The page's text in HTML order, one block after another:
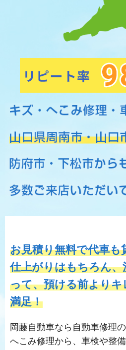
お見積り無料で代車
仕上がりはもちろん
って、預ける前より
満足！
岡藤自動車なら自動車修理
へこみ修理から、車検や整